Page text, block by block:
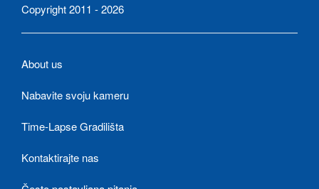
Copyright 2011 - 2026
About us
Nabavite svoju kameru
Time-Lapse Gradilišta
Kontaktirajte nas